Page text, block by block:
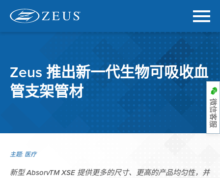
Zeus 推出新一代生物可吸收血
管支架管材
主题: 医疗
新型 AbsorvTM XSE 提供更多的尺寸、更高的产品均匀性，并
微信客服